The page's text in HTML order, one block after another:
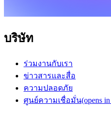
บริษัท
ร่วมงานกับเรา
ข่าวสารและสื่อ
ความปลอดภัย
ศูนย์ความเชื่อมั่น(opens